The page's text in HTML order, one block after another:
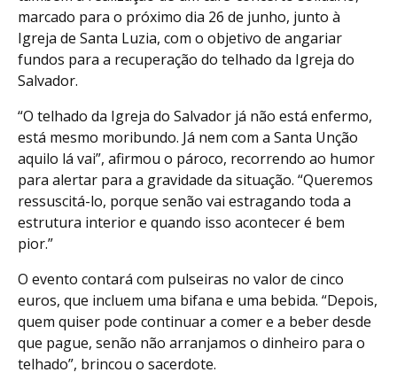
marcado para o próximo dia 26 de junho, junto à
Igreja de Santa Luzia, com o objetivo de angariar
fundos para a recuperação do telhado da Igreja do
Salvador.
“O telhado da Igreja do Salvador já não está enfermo,
está mesmo moribundo. Já nem com a Santa Unção
aquilo lá vai”, afirmou o pároco, recorrendo ao humor
para alertar para a gravidade da situação. “Queremos
ressuscitá-lo, porque senão vai estragando toda a
estrutura interior e quando isso acontecer é bem
pior.”
O evento contará com pulseiras no valor de cinco
euros, que incluem uma bifana e uma bebida. “Depois,
quem quiser pode continuar a comer e a beber desde
que pague, senão não arranjamos o dinheiro para o
telhado”, brincou o sacerdote.